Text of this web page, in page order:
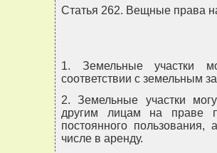
Статья 262. Вещные права
1. Земельные участки
соответствии с земельным
2. Земельные участки
другим лицам на праве
постоянного
числе в аренду.